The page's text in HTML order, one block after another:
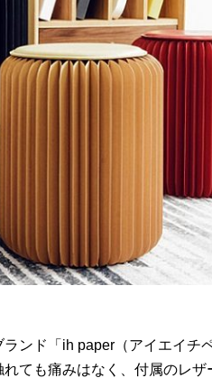
ンド「ih paper（アイエイチ
ても痛みはなく、付属のレザ